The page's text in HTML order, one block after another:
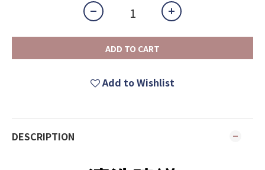
ADD TO CART
Add to Wishlist
DESCRIPTION